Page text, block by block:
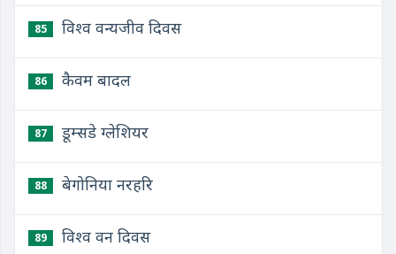
85 विश्व वन्यजीव दिवस
86 कैवम बादल
87 डूम्सडे ग्लेशियर
88 बेगोनिया नरहरि
89 विश्व वन दिवस